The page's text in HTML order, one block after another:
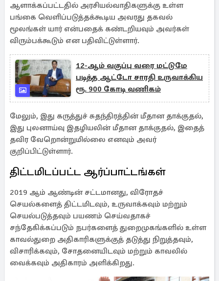
ஆளாக்கப்பட்டதில் அரசியல்வாதிகளுக்கு உள்ள
பங்கை வெளிப்படுத்தக்கூடிய அவரது தகவல்
மூலங்கள் யார் என்பதைக் கண்டறியவும் அவர்கள்
விரும்பக்கூடும் என பதிவிட்டுள்ளார்.
12-ஆம் வகுப்பு வரை மட்டுமே
படித்த ஆட்டோ சாரதி உருவாக்கிய
ரூ. 900 கோடி வணிகம்
மேலும், இது கருத்துச் சுதந்திரத்தின் மீதான தாக்குதல்,
இது புலனாய்வு இதழியலின் மீதான தாக்குதல், இதைத்
தவிர வேறொன்றுமில்லை எனவும் அவர்
குறிப்பிட்டுள்ளார்.
திட்டமிடப்பட்ட ஆர்ப்பாட்டங்கள்
2019 ஆம் ஆண்டின் சட்டமானது, விரோதச்
செயல்களைத் திட்டமிடவும், உருவாக்கவும் மற்றும்
செயல்படுத்தவும் பயணம் செய்வதாகச்
சந்தேகிக்கப்படும் நபர்களைத் துறைமுகங்களில் உள்ள
காவல்துறை அதிகாரிகளுக்குத் தடுத்து நிறுத்தவும்,
விசாரிக்கவும், சோதனையிடவும் மற்றும் காவலில்
வைக்கவும் அதிகாரம் அளிக்கிறது.